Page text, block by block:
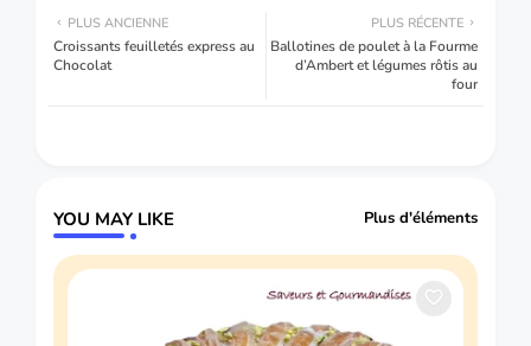
PLUS RÉCENTE
Ballotines de poulet à la Fourme
d’Ambert et légumes rôtis au
four
PLUS ANCIENNE
Croissants feuilletés express au
Chocolat
YOU MAY LIKE Plus d'éléments